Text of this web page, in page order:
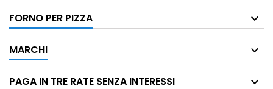
FORNO PER PIZZA
MARCHI
PAGA IN TRE RATE SENZA INTERESSI